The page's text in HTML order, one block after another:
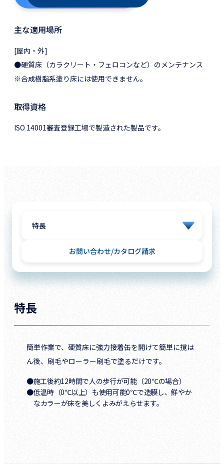
主な適用場所
[屋内・外]
●硬質床（カラクリート・フェロコンなど）のメンテナンス
※合成樹脂系塗り床には使用できません。
取得資格
ISO 14001審査登録工場で製造された製品です。
お問い合わせ カタログ請求
特長
簡単作業で、硬質床に強力接着缶を開けて簡単に撹は
ん後、刷毛やローラー刷毛で塗るだけです。
●施工後約12時間で人の歩行が可能（20℃の場合）
●低温時（0℃以上）も使用可能0℃で造膜し、鮮やか
なカラーが床を美しくよみがえらせます。